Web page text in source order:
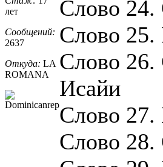
лет
Сообщений:
2637
Откуда: LA
ROMANA
Слово 24.
Слово 25.
Слово 26.
Исайи
Слово 27.
Слово 28.